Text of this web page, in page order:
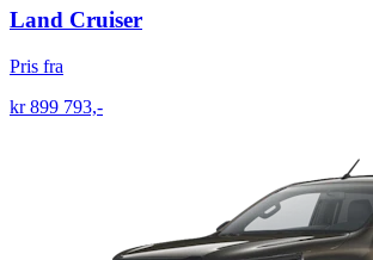
Land Cruiser
Pris fra
kr 899 793,-